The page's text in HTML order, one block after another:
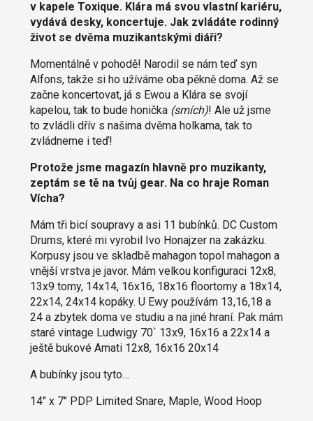
v kapele Toxique. Klára má svou vlastní kariéru,
vydává desky, koncertuje. Jak zvládáte rodinný
život se dvěma muzikantskými diáři?
Momentálně v pohodě! Narodil se nám teď syn
Alfons, takže si ho užíváme oba pěkně doma. Až se
začne koncertovat, já s Ewou a Klára se svojí
kapelou, tak to bude honička (smích)! Ale už jsme
to zvládli dřív s našima dvěma holkama, tak to
zvládneme i teď!
Protože jsme magazín hlavně pro muzikanty,
zeptám se tě na tvůj gear. Na co hraje Roman
Vícha?
Mám tři bicí soupravy a asi 11 bubínků. DC Custom
Drums, které mi vyrobil Ivo Honajzer na zakázku.
Korpusy jsou ve skladbě mahagon topol mahagon a
vnější vrstva je javor. Mám velkou konfiguraci 12x8,
13x9 tomy, 14x14, 16x16, 18x16 floortomy a 18x14,
22x14, 24x14 kopáky. U Ewy používám 13,16,18 a
24 a zbytek doma ve studiu a na jiné hraní. Pak mám
staré vintage Ludwigy 70` 13x9, 16x16 a 22x14 a
ještě bukové Amati 12x8, 16x16 20x14
A bubínky jsou tyto…
14" x 7" PDP Limited Snare, Maple, Wood Hoop